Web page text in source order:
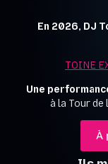
En 2026, DJ
TOINE
Une
à la Tour de
À